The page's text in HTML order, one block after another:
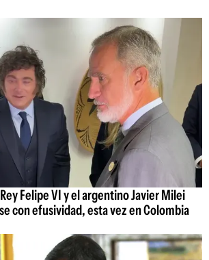
Felipe VI y el argentino Javier Milei
con efusividad, esta vez en Colombia